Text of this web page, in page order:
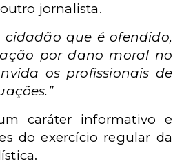
jornalista.
cidadão que é ofendido,
por dano moral no
os profissionais de
caráter informativo e
do exercício regular da